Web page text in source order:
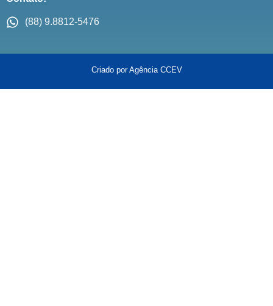
(88) 9.8812-5476
Criado por Agência CCEV